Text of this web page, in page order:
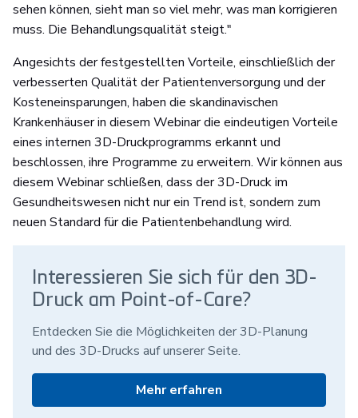
sehen können, sieht man so viel mehr, was man korrigieren
muss. Die Behandlungsqualität steigt."
Angesichts der festgestellten Vorteile, einschließlich der
verbesserten Qualität der Patientenversorgung und der
Kosteneinsparungen, haben die skandinavischen
Krankenhäuser in diesem Webinar die eindeutigen Vorteile
eines internen 3D-Druckprogramms erkannt und
beschlossen, ihre Programme zu erweitern. Wir können aus
diesem Webinar schließen, dass der 3D-Druck im
Gesundheitswesen nicht nur ein Trend ist, sondern zum
neuen Standard für die Patientenbehandlung wird.
Interessieren Sie sich für den 3D-
Druck am Point-of-Care?
Entdecken Sie die Möglichkeiten der 3D-Planung
und des 3D-Drucks auf unserer Seite.
Mehr erfahren